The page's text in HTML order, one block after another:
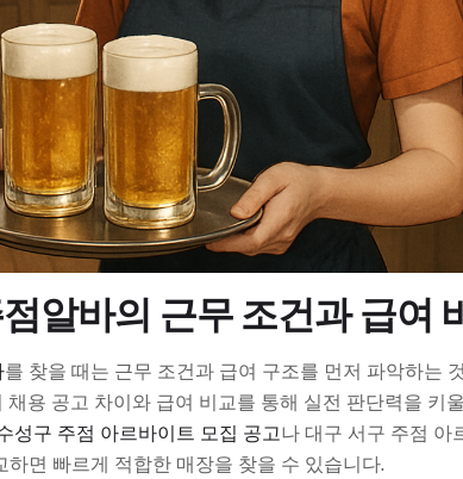
알바의 근무 조건과 급여
를 찾을 때는 근무 조건과 급여 구조를 먼저 파악하는
채용 공고 차이와 급여 비교를 통해 실전 판단력을 키
성구 주점 아르바이트 모집 공고나 대구 서구 주점 아
하면 빠르게 적합한 매장을 찾을 수 있습니다.